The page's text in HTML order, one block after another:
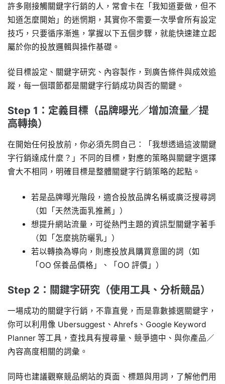
許多剛接觸關鍵字行銷的人，常會卡在「我知道要做，但不
知道怎麼開始」的迷惘期，其實你不需要一次學會所有設定
技巧，只要循序漸進，掌握以下五個步驟，就能快速建立起
屬於你的投放邏輯與操作基礎。
從目標設定、關鍵字研究、內容製作，到廣告條件與成效追
蹤，每一個環節都是關鍵字行銷成功與否的關鍵。
Step 1：定義目標（品牌曝光／增加流量／提
高轉換）
在開始任何投放前，你必須先問自己：「我想透過這波關鍵
字行銷達成什麼？」不同的目標，對應的策略與關鍵字選擇
會大不相同，明確目標是整體關鍵字行銷策略的起點。
若是品牌曝光階段，適合投放品牌名稱或廣泛搜尋詞
（如「天然洗面乳推薦」）
想提升網站流量，可從熱門主題的資訊型關鍵字著手
（如「怎麼挑防曬乳」）
若以轉換為導向，則應投放具購買意圖的詞（如
「OO 保養品價格」、「OO 評價」）
Step 2：關鍵字研究（使用工具、分析競品）
一場成功的關鍵字行銷，不靠直覺，而是靠數據選關鍵字，
你可以利用像 Ubersuggest、Ahrefs、Google Keyword
Planner 等工具，查找具有搜尋量、競爭適中、與你產品／
內容高度相關的詞彙。
同時也建議觀察競品網站的頁面、標題與用詞，了解他們用